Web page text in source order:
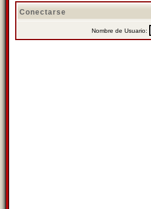
Conectarse
Nombre de Usuario: